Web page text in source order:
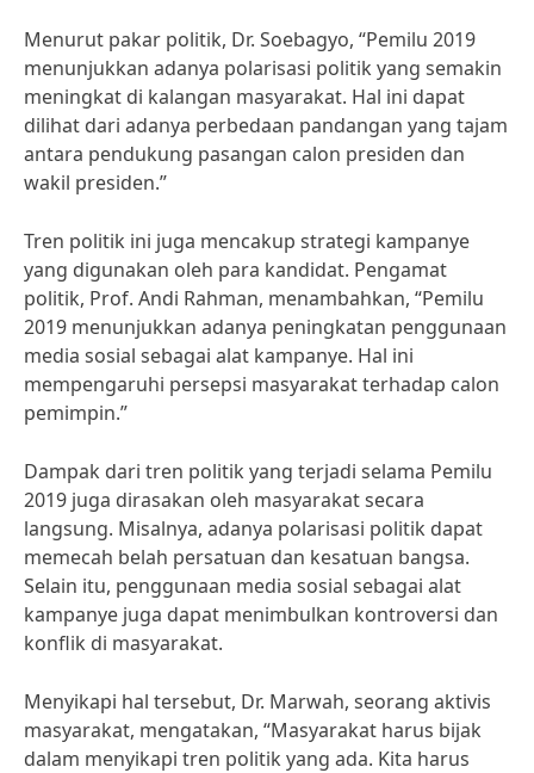
Menurut pakar politik, Dr. Soebagyo, “Pemilu 2019
menunjukkan adanya polarisasi politik yang semakin
meningkat di kalangan masyarakat. Hal ini dapat
dilihat dari adanya perbedaan pandangan yang tajam
antara pendukung pasangan calon presiden dan
wakil presiden.”
Tren politik ini juga mencakup strategi kampanye
yang digunakan oleh para kandidat. Pengamat
politik, Prof. Andi Rahman, menambahkan, “Pemilu
2019 menunjukkan adanya peningkatan penggunaan
media sosial sebagai alat kampanye. Hal ini
mempengaruhi persepsi masyarakat terhadap calon
pemimpin.”
Dampak dari tren politik yang terjadi selama Pemilu
2019 juga dirasakan oleh masyarakat secara
langsung. Misalnya, adanya polarisasi politik dapat
memecah belah persatuan dan kesatuan bangsa.
Selain itu, penggunaan media sosial sebagai alat
kampanye juga dapat menimbulkan kontroversi dan
konflik di masyarakat.
Menyikapi hal tersebut, Dr. Marwah, seorang aktivis
masyarakat, mengatakan, “Masyarakat harus bijak
dalam menyikapi tren politik yang ada. Kita harus